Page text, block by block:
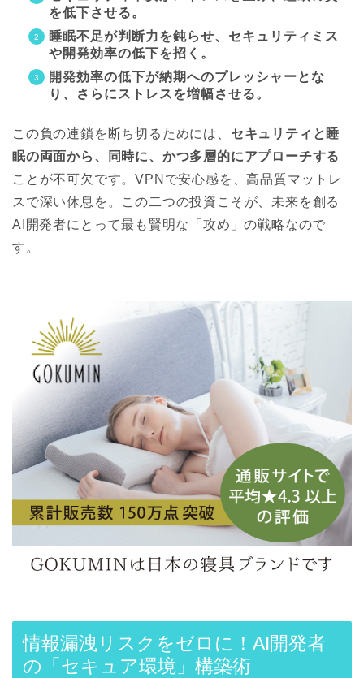
を低下させる。
睡眠不足が判断力を鈍らせ、セキュリティミス
や開発効率の低下を招く。
開発効率の低下が納期へのプレッシャーとな
り、さらにストレスを増幅させる。
この負の連鎖を断ち切るためには、 セキュリティと睡
眠の両面から、同時に、かつ多層的にアプローチする
ことが不可欠です。VPNで安心感を、高品質マットレ
スで深い休息を。この二つの投資こそが、未来を創る
AI開発者にとって最も賢明な「攻め」の戦略なので
す。
情報漏洩リスクをゼロに！AI開発者
の「セキュア環境」構築術